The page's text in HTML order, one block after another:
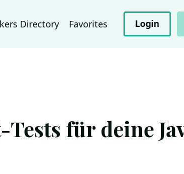
Directory Favorites Login
für deine